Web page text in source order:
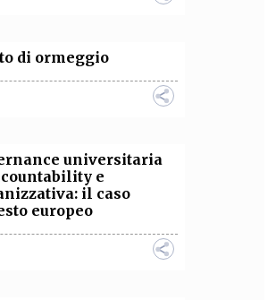
di ormeggio
universitaria
e
il caso
europeo